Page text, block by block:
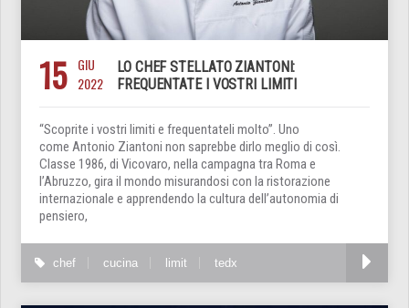
15
GIU
2022
LO CHEF STELLATO ZIANTONI:
FREQUENTATE I VOSTRI LIMITI
“Scoprite i vostri limiti e frequentateli molto”. Uno
come Antonio Ziantoni non saprebbe dirlo meglio di così.
Classe 1986, di Vicovaro, nella campagna tra Roma e
l’Abruzzo, gira il mondo misurandosi con la ristorazione
internazionale e apprendendo la cultura dell’autonomia di
pensiero,
chef cucina limit tedx